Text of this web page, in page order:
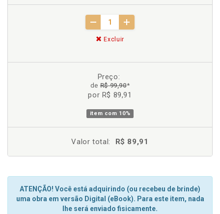
Excluir
Preço:
deR$ 99,90*
por R$ 89,91
item com 10%
Valor total: R$ 89,91
ATENÇÃO! Você está adquirindo (ou recebeu de brinde)
uma obra em versão Digital (eBook). Para este item, nada
lhe será enviado fisicamente.